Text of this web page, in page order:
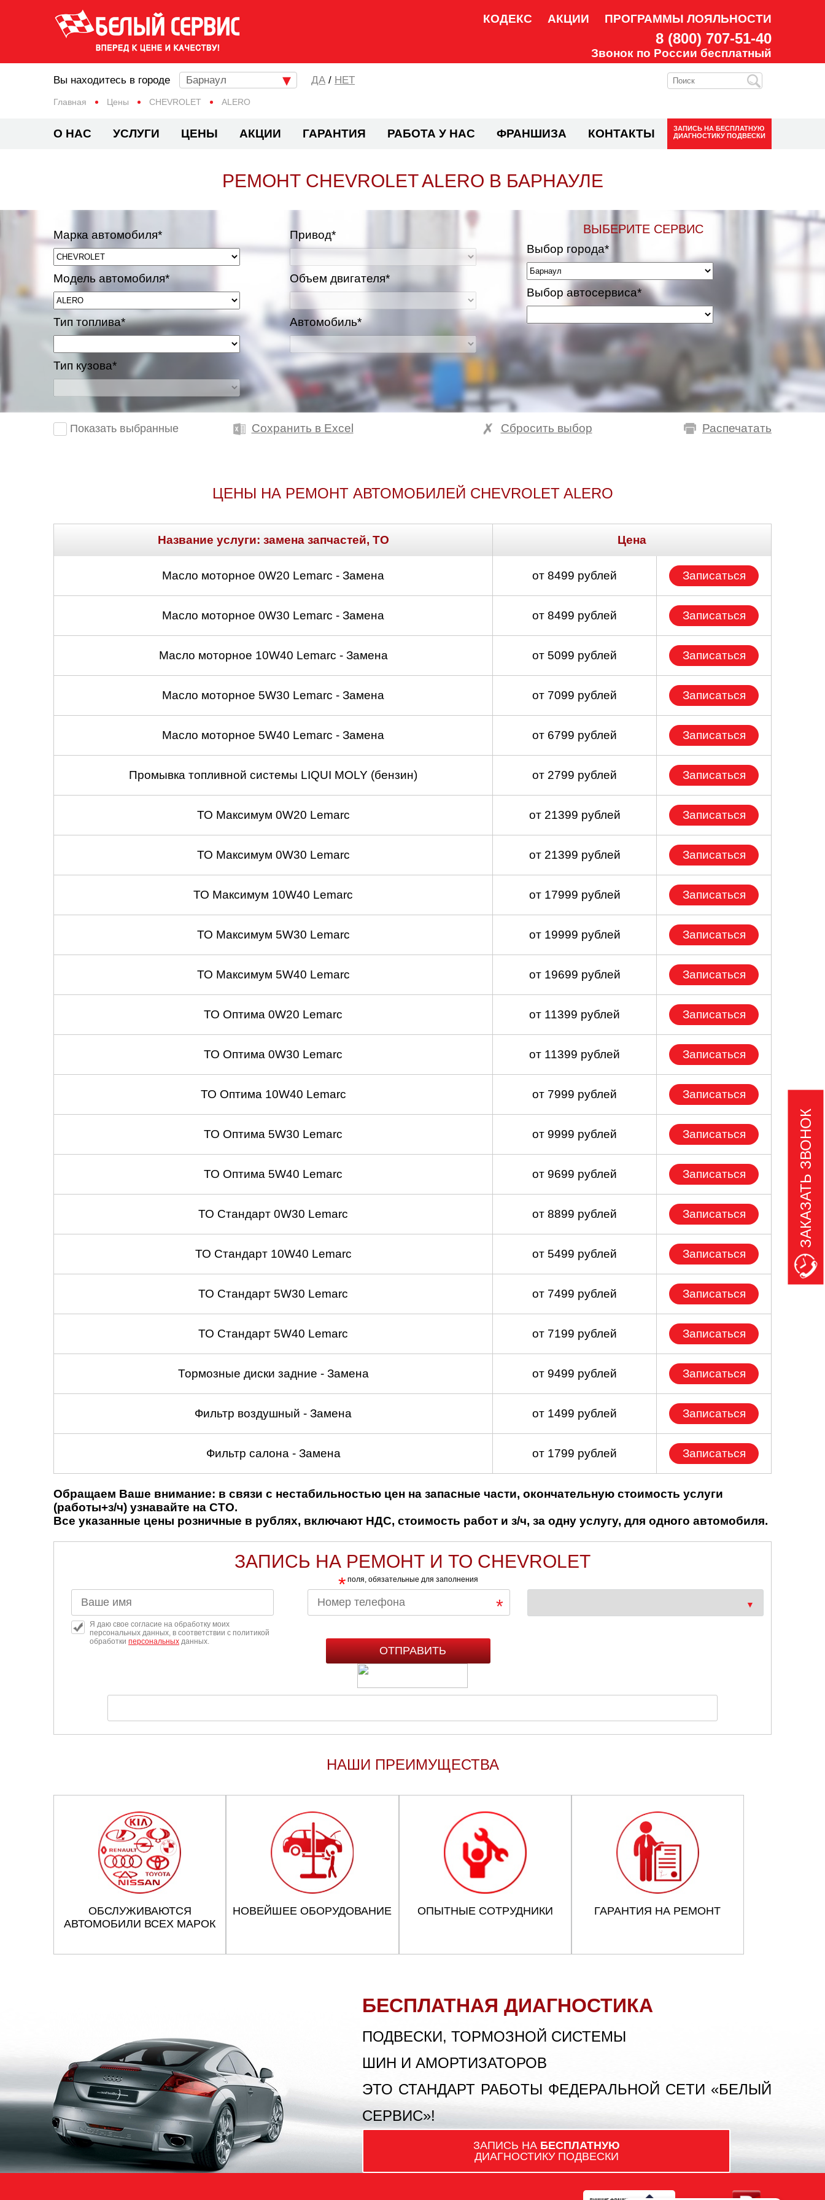
КОДЕКС АКЦИИ ПРОГРАММЫ ЛОЯЛЬНОСТИ
8 (800) 707-51-40
Звонок по России бесплатный
Главная Цены CHEVROLET ALERO
Вы находитесь в городе Барнаул / НЕТ
О НАС УСЛУГИ ЦЕНЫ АКЦИИ ГАРАНТИЯ РАБОТА У НАС ФРАНШИЗА КОНТАКТЫ ЗАПИСЬ НА БЕСПЛАТНУЮ
ДИАГНОСТИКУ ПОДВЕСКИ
РЕМОНТ CHEVROLET ALERO В БАРНАУЛЕ
Марка автомобиля*
Модель автомобиля*
Тип топлива*
Тип кузова*
Привод*
Объем двигателя*
Автомобиль*
ВЫБЕРИТЕ СЕРВИС
Выбор города*
Выбор автосервиса*
Показать выбранные Сохранить в Excel Распечатать
Сбросить выбор
ЦЕНЫ НА РЕМОНТ АВТОМОБИЛЕЙ CHEVROLET ALERO
Название услуги: замена запчастей, ТО Цена
Масло моторное 0W20 Lemarc - Замена от 8499 рублей Записаться
Масло моторное 0W30 Lemarc - Замена от 8499 рублей Записаться
Масло моторное 10W40 Lemarc - Замена от 5099 рублей Записаться
Масло моторное 5W30 Lemarc - Замена от 7099 рублей Записаться
Масло моторное 5W40 Lemarc - Замена от 6799 рублей Записаться
Промывка топливной системы LIQUI MOLY (бензин) от 2799 рублей Записаться
ТО Максимум 0W20 Lemarc от 21399 рублей Записаться
ТО Максимум 0W30 Lemarc от 21399 рублей Записаться
ТО Максимум 10W40 Lemarc от 17999 рублей Записаться
ТО Максимум 5W30 Lemarc от 19999 рублей Записаться
ТО Максимум 5W40 Lemarc от 19699 рублей Записаться
ТО Оптима 0W20 Lemarc от 11399 рублей Записаться
ТО Оптима 0W30 Lemarc от 11399 рублей Записаться
ТО Оптима 10W40 Lemarc от 7999 рублей Записаться
ТО Оптима 5W30 Lemarc от 9999 рублей Записаться
ТО Оптима 5W40 Lemarc от 9699 рублей Записаться
ТО Стандарт 0W30 Lemarc от 8899 рублей Записаться
ТО Стандарт 10W40 Lemarc от 5499 рублей Записаться
ТО Стандарт 5W30 Lemarc от 7499 рублей Записаться
ТО Стандарт 5W40 Lemarc от 7199 рублей Записаться
Тормозные диски задние - Замена от 9499 рублей Записаться
Фильтр воздушный - Замена от 1499 рублей Записаться
Фильтр салона - Замена от 1799 рублей Записаться
Обращаем Ваше внимание: в связи с нестабильностью цен на запасные части, окончательную стоимость услуги
(работы+з/ч) узнавайте на СТО.
Все указанные цены розничные в рублях, включают НДС, стоимость работ и з/ч, за одну услугу, для одного автомобиля.
ЗАПИСЬ НА РЕМОНТ И ТО CHEVROLET
* поля, обязательные для заполнения
Я даю свое согласие на обработку моих
персональных данных, в соответствии с политикой
обработки персональных данных.
НАШИ ПРЕИМУЩЕСТВА
ОБСЛУЖИВАЮТСЯ
АВТОМОБИЛИ ВСЕХ МАРОК
НОВЕЙШЕЕ ОБОРУДОВАНИЕ ОПЫТНЫЕ СОТРУДНИКИ ГАРАНТИЯ НА РЕМОНТ
БЕСПЛАТНАЯ ДИАГНОСТИКА
ПОДВЕСКИ, ТОРМОЗНОЙ СИСТЕМЫ
ШИН И АМОРТИЗАТОРОВ
ЭТО СТАНДАРТ РАБОТЫ ФЕДЕРАЛЬНОЙ СЕТИ «БЕЛЫЙ
СЕРВИС»!
ЗАПИСЬ НА БЕСПЛАТНУЮ
ДИАГНОСТИКУ ПОДВЕСКИ
ЗАКАЗАТЬ ЗВОНОК